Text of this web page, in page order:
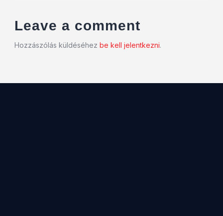
Leave a comment
Hozzászólás küldéséhez be kell jelentkezni.